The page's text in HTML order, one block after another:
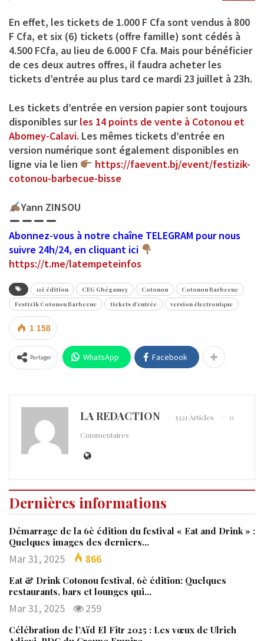
En effet, les tickets de 1.000 F Cfa sont vendus à 800
F Cfa, et six (6) tickets (offre famille) sont cédés à
4.500 FCfa, au lieu de 6.000 F Cfa. Mais pour bénéficier
de ces deux autres offres, il faudra acheter les
tickets d’entrée au plus tard ce mardi 23 juillet à 23h.
Les tickets d’entrée en version papier sont toujours
disponibles surles 14 points de vente à Cotonou et
Abomey-Calavi. Les mêmes tickets d’entrée en
version numérique sont également disponibles en
ligne via le lien
https://faevent.bj/event/festizik-
cotonou-barbecue-bisse
Yann ZINSOU
Abonnez-vous à notre chaîne TELEGRAM pour nous
suivre 24h/24, en cliquant ici
https://t.me/latempeteinfos
11è édition CEG Gbégamey Cotonou
Cotonou Barbecue
Festizik Cotonou Barbecue
tickets d'entrée version électronique
1 158
Partager WhatsApp Facebook
LA REDACTION 5321 Articles
0
Commentaires
Dernières informations
Démarrage de la 6è édition du festival « Eat and Drink » :
Quelques images des derniers…
Mar 31, 2025 866
Eat & Drink Cotonou festival, 6è édition: Quelques
restaurants, bars et lounges qui…
Mar 31, 2025 259
Célébration de l’Aïd El Fitr 2025 : Les vœux de Ulrich